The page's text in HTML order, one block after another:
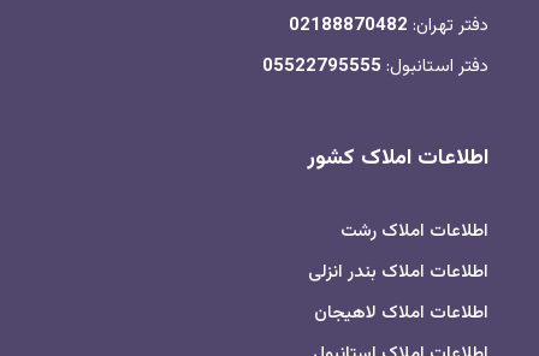
دفتر تهران: 02188870482
دفتر استانبول: 05522795555
اطلاعات املاک کشور
اطلاعات املاک رشت
اطلاعات املاک بندر انزلی
اطلاعات املاک لاهیجان